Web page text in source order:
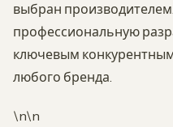
выбран
профессиональную
ключевым
любого бренда.
\n\n